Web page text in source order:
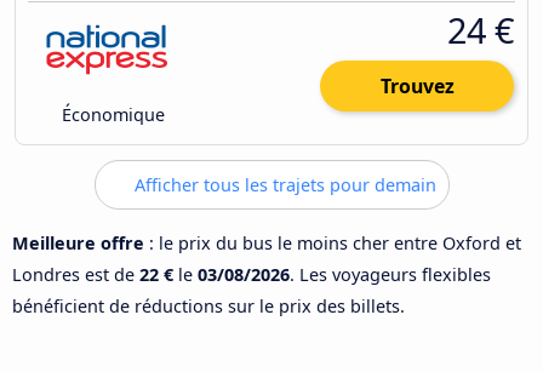
Économique
24 €
Trouvez
Afficher tous les trajets pour demain
Meilleure offre : le prix du bus le moins cher entre Oxford et
Londres est de 22 € le 03/08/2026. Les voyageurs flexibles
bénéficient de réductions sur le prix des billets.